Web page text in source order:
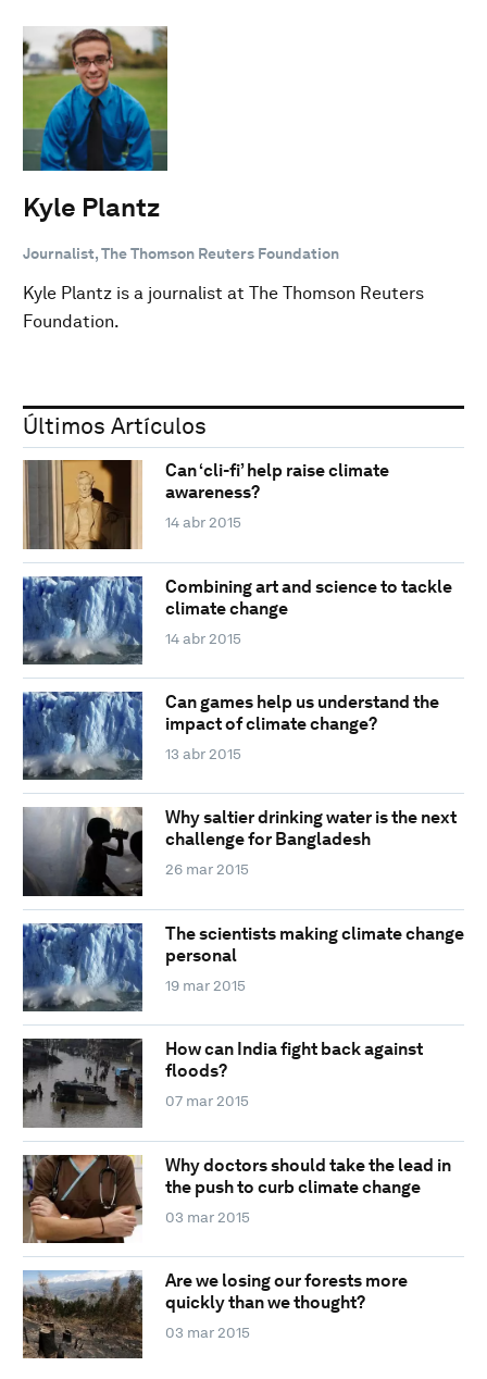
Kyle Plantz
Journalist, The Thomson Reuters Foundation
Kyle Plantz is a journalist at The Thomson Reuters
Foundation.
Últimos Artículos
Can ‘cli-fi’ help raise climate
awareness?
14 abr 2015
Combining art and science to tackle
climate change
14 abr 2015
Can games help us understand the
impact of climate change?
13 abr 2015
Why saltier drinking water is the next
challenge for Bangladesh
26 mar 2015
The scientists making climate change
personal
19 mar 2015
How can India fight back against
floods?
07 mar 2015
Why doctors should take the lead in
the push to curb climate change
03 mar 2015
Are we losing our forests more
quickly than we thought?
03 mar 2015